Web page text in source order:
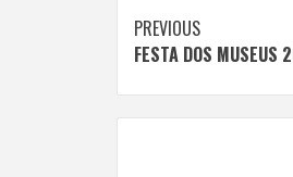
Continue
Reading
PREVIOUS
FESTA DOS MUSEUS